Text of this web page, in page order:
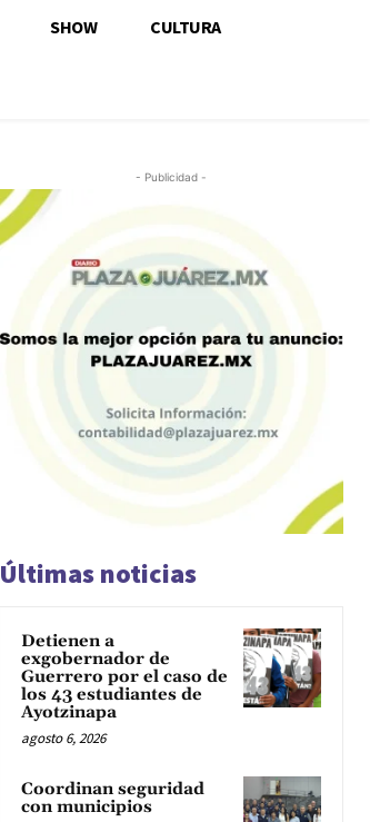
SHOW CULTURA
- Publicidad -
Últimas noticias
Detienen a
exgobernador de
Guerrero por el caso de
los 43 estudiantes de
Ayotzinapa
agosto 6, 2026
Coordinan seguridad
con municipios